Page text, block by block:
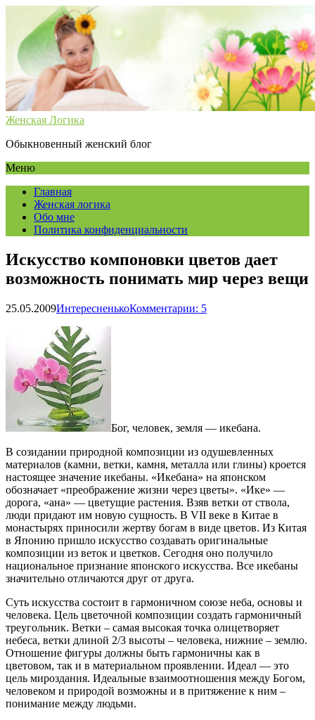
Женская Логика
Обыкновенный женский блог
Меню
Главная
Женская логика
Обо мне
Политика конфиденциальности
Искусство компоновки цветов дает
возможность понимать мир через вещи
25.05.2009ИнтересненькоКомментарии: 5
Бог, человек, земля — икебана.
В созидании природной композиции из одушевленных
материалов (камни, ветки, камня, металла или глины) кроется
настоящее значение икебаны. «Икебана» на японском
обозначает «преображение жизни через цветы». «Ике» —
дорога, «ана» — цветущие растения. Взяв ветки от ствола,
люди придают им новую сущность. В VII веке в Китае в
монастырях приносили жертву богам в виде цветов. Из Китая
в Японию пришло искусство создавать оригинальные
композиции из веток и цветков. Сегодня оно получило
национальное признание японского искусства. Все икебаны
значительно отличаются друг от друга.
Суть искусства состоит в гармоничном союзе неба, основы и
человека. Цель цветочной композиции создать гармоничный
треугольник. Ветки – самая высокая точка олицетворяет
небеса, ветки длиной 2/3 высоты – человека, нижние – землю.
Отношение фигуры должны быть гармоничны как в
цветовом, так и в материальном проявлении. Идеал — это
цель мироздания. Идеальные взаимоотношения между Богом,
человеком и природой возможны и в притяжение к ним –
понимание между людьми.